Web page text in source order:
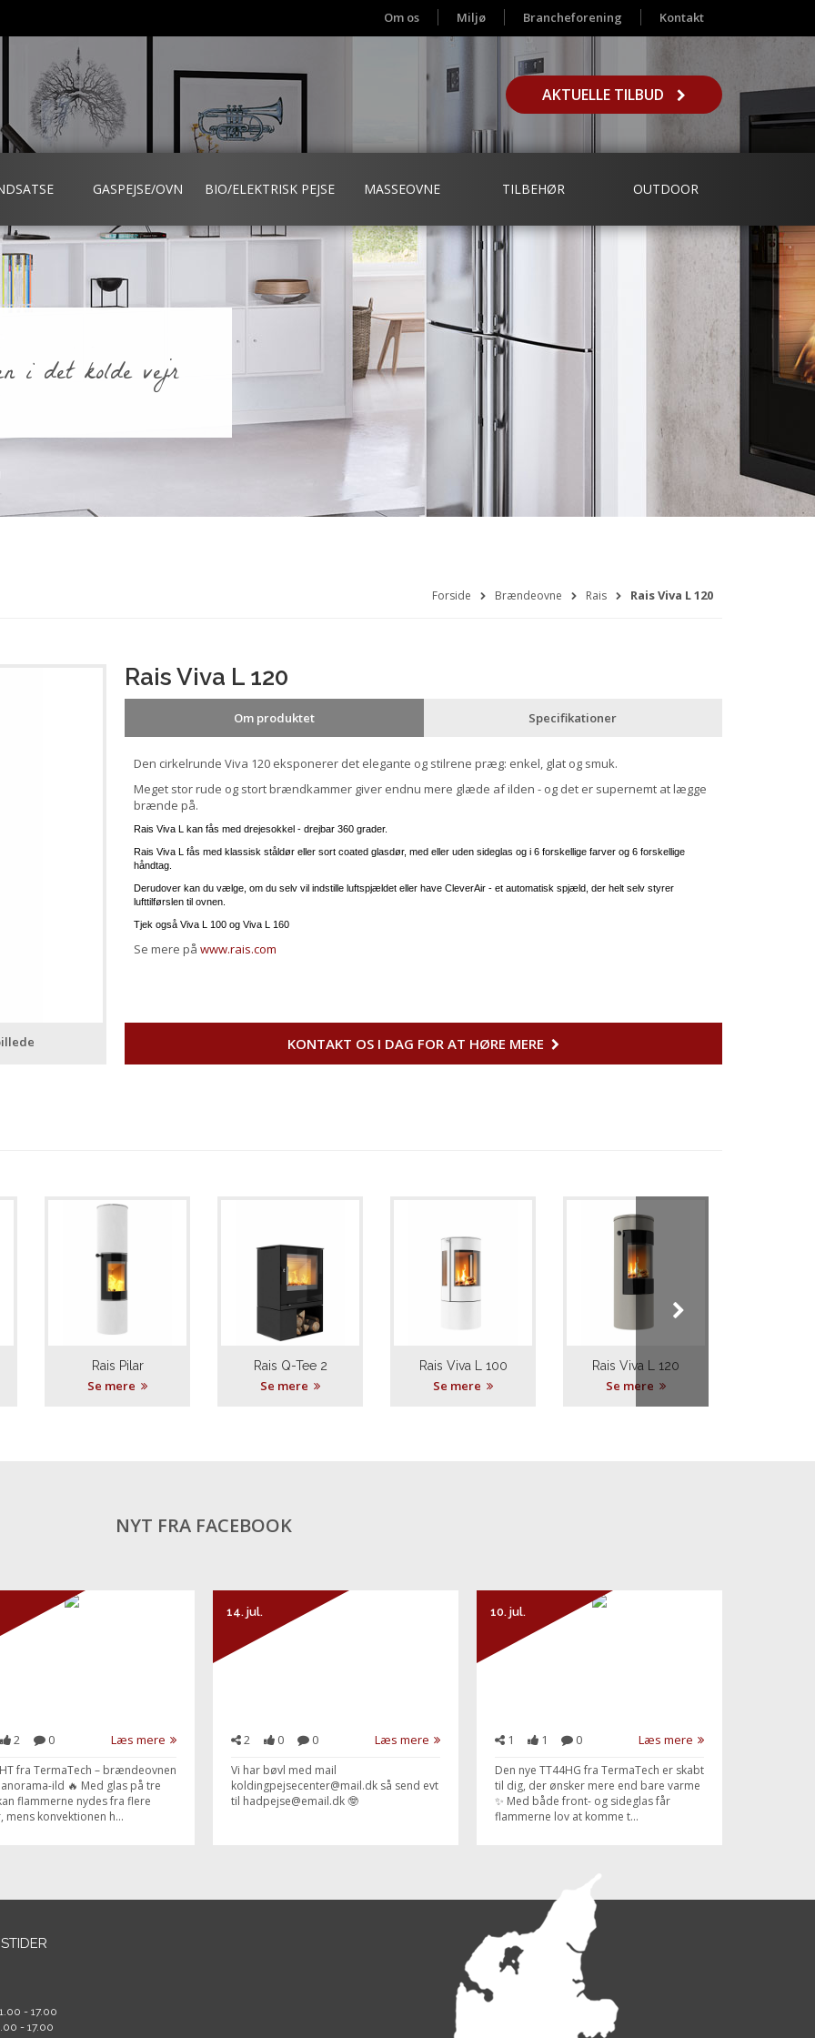
Om os Miljø Brancheforening Kontakt
AKTUELLE TILBUD
GASPEJSE/OVN BIO/ELEKTRISK PEJSE MASSEOVNE TILBEHØR OUTDOOR
i det kolde vejr
Forside Brændeovne Rais Rais Viva L 120
Rais Viva L 120
Om produktet Specifikationer
Den cirkelrunde Viva 120 eksponerer det elegante og stilrene præg: enkel, glat og smuk.
Meget stor rude og stort brændkammer giver endnu mere glæde af ilden - og det er supernemt at lægge
brænde på.
Rais Viva L kan fås med drejesokkel - drejbar 360 grader.
Rais Viva L fås med klassisk ståldør eller sort coated glasdør, med eller uden sideglas og i 6 forskellige farver og 6 forskellige
håndtag.
Derudover kan du vælge, om du selv vil indstille luftspjældet eller have CleverAir - et automatisk spjæld, der helt selv styrer
lufttilførslen til ovnen.
Tjek også Viva L 100 og Viva L 160
Se mere påwww.rais.com
KONTAKT OS I DAG FOR AT HØRE MERE
Rais Pilar
Se mere
Rais Q-Tee 2
Se mere
Rais Viva L 100
Se mere
Rais Viva L 120
Se mere
NYT FRA FACEBOOK
2 0 Læs mere
fra TermaTech – brændeovnen
ild 🔥 Med glas på tre
flammerne nydes fra flere
mens konvektionen h...
14. jul.
2 0 0 Læs mere
Vi har bøvl med mail
koldingpejsecenter@mail.dk så send evt
til hadpejse@email.dk 🤓
10. jul.
1 1 0 Læs mere
Den nye TT44HG fra TermaTech er skabt
til dig, der ønsker mere end bare varme
✨ Med både front- og sideglas får
flammerne lov at komme t...
- 17.00
- 17.00